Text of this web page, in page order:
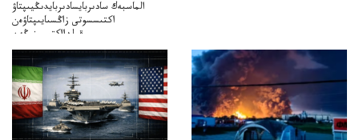
الماسبەك سادىربايسادىربايدىڭيىپتاۋ
اكتىسسوتى زاڭسىايىپتاۋەن
قولدااكتىسىنىڭەن
ميلليونزاڭسىزدىعىمەنقولدانوسىرىلگەنميلليوندار